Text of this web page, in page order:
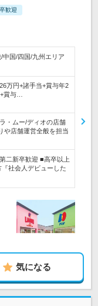
歓迎
中国/四国/九州エリア
万円+諸手当+賞与年2
賞与…
・ムー/ディオの店舗
や店舗運営全般を担当
二新卒歓迎 ■高卒以上
社会人デビューした
気になる